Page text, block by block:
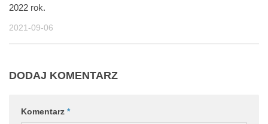
2022 rok.
2021-09-06
DODAJ KOMENTARZ
Komentarz *